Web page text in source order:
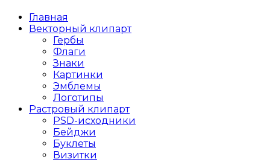
Главная
Векторный клипарт
Гербы
Флаги
Знаки
Картинки
Эмблемы
Логотипы
Растровый клипарт
PSD-исходники
Бейджи
Буклеты
Визитки